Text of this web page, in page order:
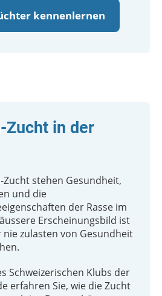
kennenlernen
Zucht in der
Zucht stehen Gesundheit,
und die
der Rasse im
Erscheinungsbild ist
zulasten von Gesundheit
Schweizerischen Klubs der
erfahren Sie, wie die Zucht